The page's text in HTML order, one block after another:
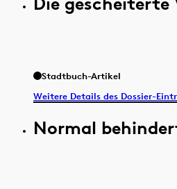
Stadtbuch-Artikel
Weitere Details des Dossier-
Normal